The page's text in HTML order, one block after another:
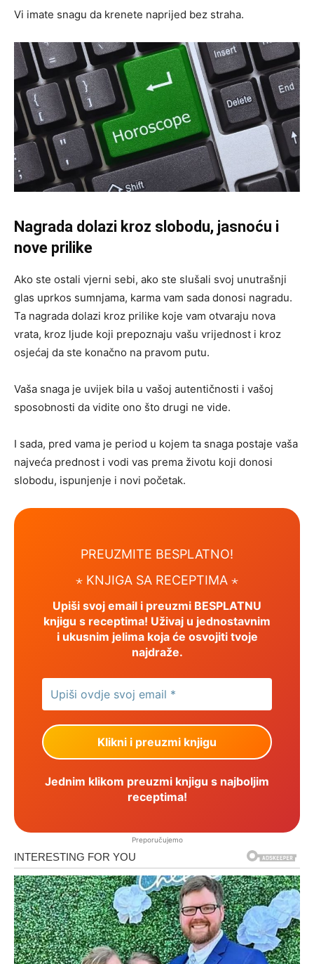
Vi imate snagu da krenete naprijed bez straha.
Nagrada dolazi kroz slobodu, jasnoću i
nove prilike
Ako ste ostali vjerni sebi, ako ste slušali svoj unutrašnji
glas uprkos sumnjama, karma vam sada donosi nagradu.
Ta nagrada dolazi kroz prilike koje vam otvaraju nova
vrata, kroz ljude koji prepoznaju vašu vrijednost i kroz
osjećaj da ste konačno na pravom putu.
Vaša snaga je uvijek bila u vašoj autentičnosti i vašoj
sposobnosti da vidite ono što drugi ne vide.
I sada, pred vama je period u kojem ta snaga postaje vaša
najveća prednost i vodi vas prema životu koji donosi
slobodu, ispunjenje i novi početak.
PREUZMITE BESPLATNO!
⋆ KNJIGA SA RECEPTIMA ⋆
Upiši svoj email i preuzmi BESPLATNU
knjigu s receptima! Uživaj u jednostavnim
i ukusnim jelima koja će osvojiti tvoje
najdraže.
Jednim klikom preuzmi knjigu s najboljim
receptima!
Preporučujemo